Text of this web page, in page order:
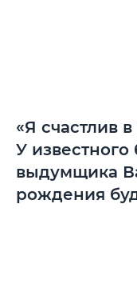
«Я счастлив
У известного
выдумщика
рождения